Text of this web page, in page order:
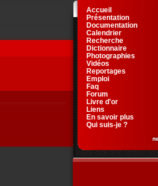
Accueil
Présentation
Documentation
Calendrier
Recherche
Dictionnaire
Photographies
Vidéos
Reportages
Emploi
Faq
Forum
Livre d'or
Liens
En savoir plus
Qui suis-je ?